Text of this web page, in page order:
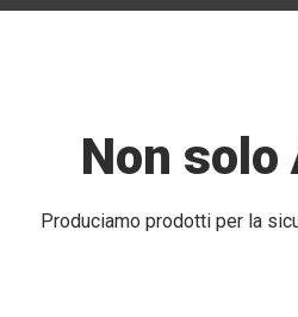
Non solo
Produciamo prodotti per la